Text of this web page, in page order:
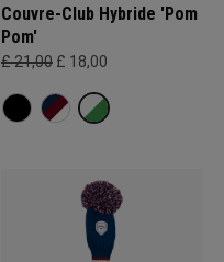
Couvre-Club Hybride 'Pom
Pom'
£ 21,00 £ 18,00